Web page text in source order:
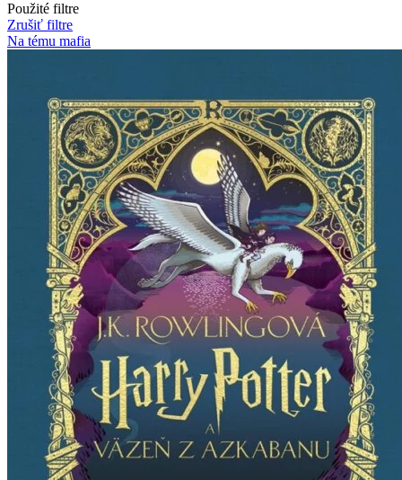
Použité filtre
Zrušiť filtre
Na tému mafia